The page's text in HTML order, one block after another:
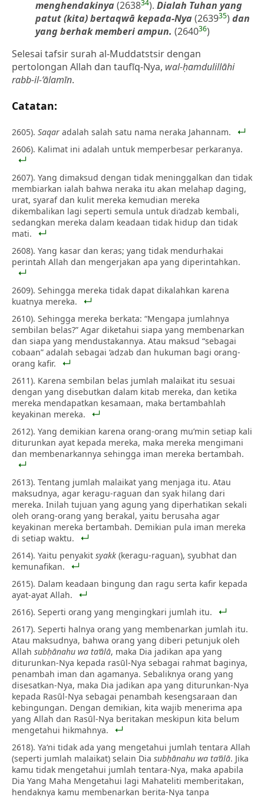
menghendakinya (263834). Dialah Tuhan yang
patut (kita) bertaqwā kepada-Nya (263935)dan
yang berhak memberi ampun. (264036)
Selesai tafsir surah al-Muddatstsir dengan
pertolongan Allah dan taufīq-Nya, wal-ḥamdulillāhi
rabb-il-‘ālamīn.
Catatan:
2605). Saqar adalah salah satu nama neraka Jahannam.
2606). Kalimat ini adalah untuk memperbesar perkaranya.
2607). Yang dimaksud dengan tidak meninggalkan dan tidak
membiarkan ialah bahwa neraka itu akan melahap daging,
urat, syaraf dan kulit mereka kemudian mereka
dikembalikan lagi seperti semula untuk di‘adzab kembali,
sedangkan mereka dalam keadaan tidak hidup dan tidak
mati.
2608). Yang kasar dan keras; yang tidak mendurhakai
perintah Allah dan mengerjakan apa yang diperintahkan.
2609). Sehingga mereka tidak dapat dikalahkan karena
kuatnya mereka.
2610). Sehingga mereka berkata: “Mengapa jumlahnya
sembilan belas?” Agar diketahui siapa yang membenarkan
dan siapa yang mendustakannya. Atau maksud “sebagai
cobaan” adalah sebagai ‘adzab dan hukuman bagi orang-
orang kafir.
2611). Karena sembilan belas jumlah malaikat itu sesuai
dengan yang disebutkan dalam kitab mereka, dan ketika
mereka mendapatkan kesamaan, maka bertambahlah
keyakinan mereka.
2612). Yang demikian karena orang-orang mu’min setiap kali
diturunkan ayat kepada mereka, maka mereka mengimani
dan membenarkannya sehingga iman mereka bertambah.
2613). Tentang jumlah malaikat yang menjaga itu. Atau
maksudnya, agar keragu-raguan dan syak hilang dari
mereka. Inilah tujuan yang agung yang diperhatikan sekali
oleh orang-orang yang berakal, yaitu berusaha agar
keyakinan mereka bertambah. Demikian pula iman mereka
di setiap waktu.
2614). Yaitu penyakit syakk (keragu-raguan), syubhat dan
kemunafikan.
2615). Dalam keadaan bingung dan ragu serta kafir kepada
ayat-ayat Allah.
2616). Seperti orang yang mengingkari jumlah itu.
2617). Seperti halnya orang yang membenarkan jumlah itu.
Atau maksudnya, bahwa orang yang diberi petunjuk oleh
Allah subḥānahu wa ta‘ālā, maka Dia jadikan apa yang
diturunkan-Nya kepada rasūl-Nya sebagai rahmat baginya,
penambah iman dan agamanya. Sebaliknya orang yang
disesatkan-Nya, maka Dia jadikan apa yang diturunkan-Nya
kepada Rasūl-Nya sebagai penambah kesengsaraan dan
kebingungan. Dengan demikian, kita wajib menerima apa
yang Allah dan Rasūl-Nya beritakan meskipun kita belum
mengetahui hikmahnya.
2618). Ya‘ni tidak ada yang mengetahui jumlah tentara Allah
(seperti jumlah malaikat) selain Dia subḥānahu wa ta‘ālā. Jika
kamu tidak mengetahui jumlah tentara-Nya, maka apabila
Dia Yang Maha Mengetahui lagi Mahateliti memberitakan,
hendaknya kamu membenarkan berita-Nya tanpa